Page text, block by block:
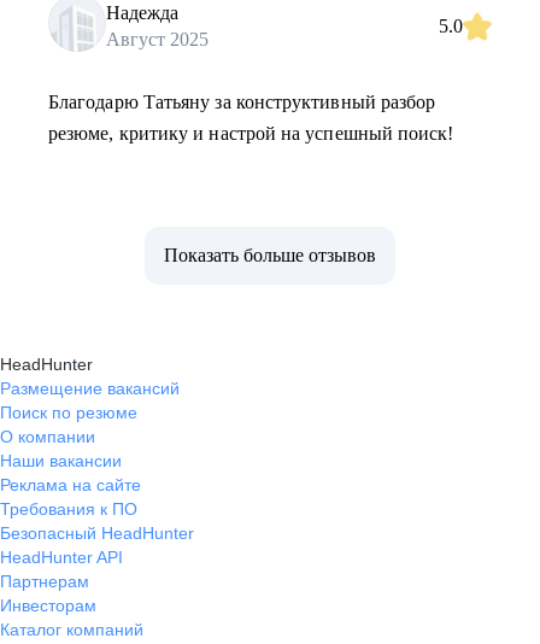
Надежда
Август 2025
5.0
Благодарю Татьяну за конструктивный разбор
резюме, критику и настрой на успешный поиск!
Показать больше отзывов
HeadHunter
Размещение вакансий
Поиск по резюме
О компании
Наши вакансии
Реклама на сайте
Требования к ПО
Безопасный HeadHunter
HeadHunter API
Партнерам
Инвесторам
Каталог компаний